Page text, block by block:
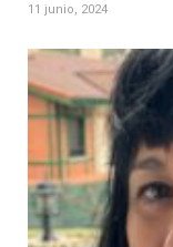
11 junio, 2024